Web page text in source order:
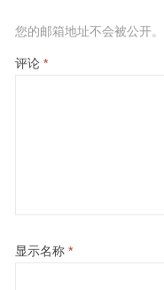
您的邮箱地址不会被公开。
评论 *
显示名称 *